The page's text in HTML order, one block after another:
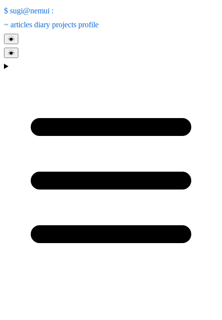
$ sugi@nemui :
~ articles diary projects profile
☀
☀